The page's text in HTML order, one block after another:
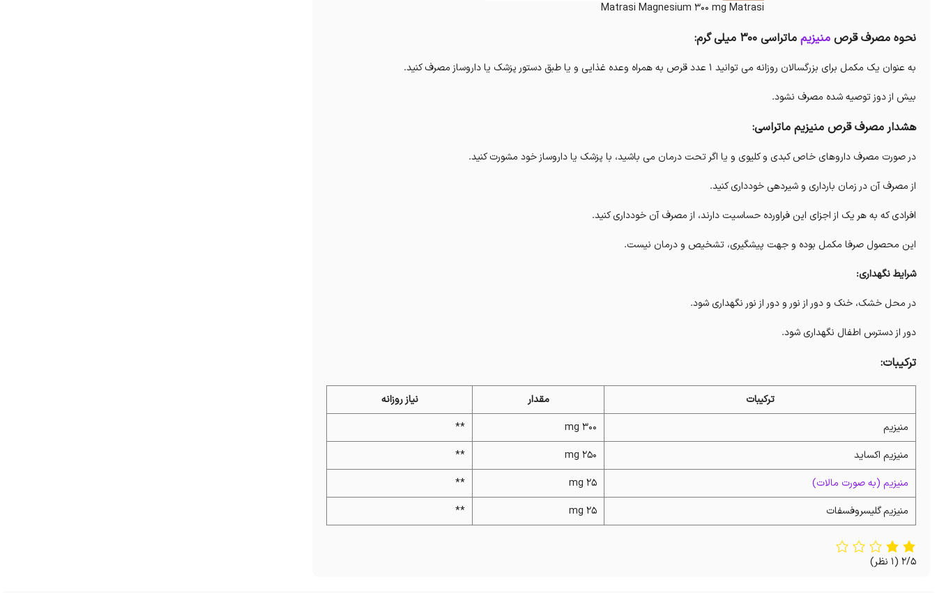
Matrasi Magnesium 300 mg Matrasi
نحوه مصرف قرص منیزیم ماتراسی 300 میلی گرم:
به عنوان یک مکمل برای بزرگسالان روزانه می توانید 1 عدد قرص به همراه وعده غذایی و یا طبق دستور پزشک یا داروساز مصرف کنید.
بیش از دوز توصیه شده مصرف نشود.
هشدار مصرف قرص منیزیم ماتراسی:
در صورت مصرف داروهای خاص کبدی و کلیوی و یا اگر تحت درمان می باشید، با پزشک یا داروساز خود مشورت کنید.
از مصرف آن در زمان بارداری و شیردهی خودداری کنید.
افرادی که به هر یک از اجزای این فراورده حساسیت دارند، از مصرف آن خودداری کنید.
این محصول صرفا مکمل بوده و جهت پیشگیری، تشخیص و درمان نیست.
شرایط نگهداری:
در محل خشک، خنک و دور از نور و دور از نور نگهداری شود.
دور از دسترس اطفال نگهداری شود.
ترکیبات:
ترکیبات مقدار
نیاز روزانه
منیزیم
300 mg
**
منیزیم اکساید
250 mg
**
منیزیم (به صورت مالات)
25 mg
**
منیزیم گلیسروفسفات
25 mg
**
2/5 (1 نظر)